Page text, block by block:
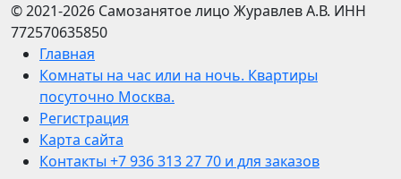
© 2021-2026 Самозанятое лицо Журавлев А.В. ИНН
772570635850
Главная
Комнаты на час или на ночь. Квартиры
посуточно Москва.
Регистрация
Карта сайта
Контакты +7 936 313 27 70 и для заказов